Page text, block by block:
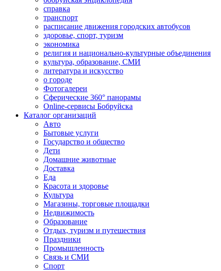
справка
транспорт
расписание движения городских автобусов
здоровье, спорт, туризм
экономика
религия и национально-культурные объединения
культура, образование, СМИ
литература и искусство
о городе
Фотогалереи
Сферические 360° панорамы
Online-сервисы Бобруйска
Каталог организаций
Авто
Бытовые услуги
Государство и общество
Дети
Домашние животные
Доставка
Еда
Красота и здоровье
Культура
Магазины, торговые площадки
Недвижимость
Образование
Отдых, туризм и путешествия
Праздники
Промышленность
Связь и СМИ
Спорт